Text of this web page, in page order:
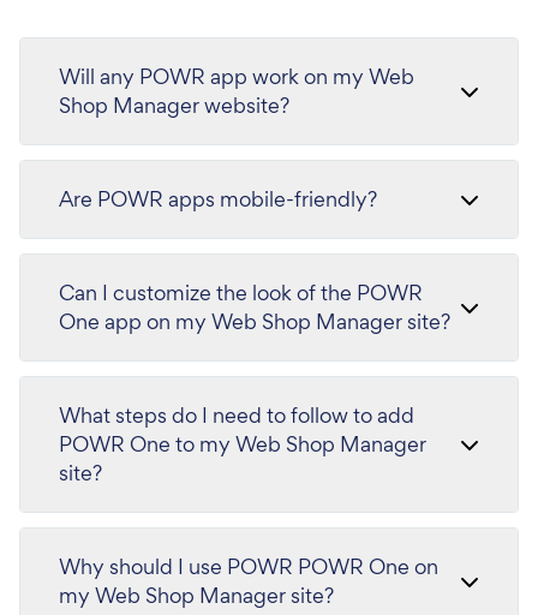
Will any POWR app work on my Web
Shop Manager website?
Are POWR apps mobile-friendly?
Can I customize the look of the POWR
One app on my Web Shop Manager site?
What steps do I need to follow to add
POWR One to my Web Shop Manager
site?
Why should I use POWR POWR One on
my Web Shop Manager site?